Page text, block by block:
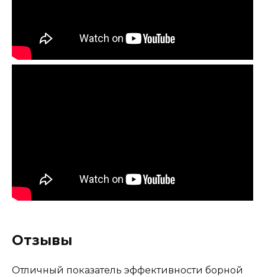
Отзывы
Отличный показатель эффективности борной